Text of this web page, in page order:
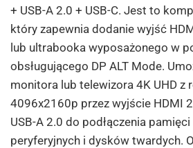
+ USB-A 2.0 + USB-C. Jest to
który zapewnia dodanie wyjść
lub ultrabooka wyposażonego w
obsługującego DP ALT Mode.
monitora lub telewizora 4K UHD z
4096x2160p przez wyjście HDMI
USB-A 2.0 do podłączenia pamięci
peryferyjnych i dysków twardych.